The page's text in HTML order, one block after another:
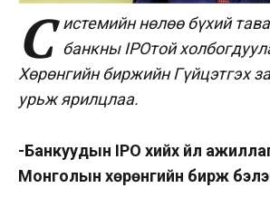
С истемийн нөлөө бүхий
банкны IPOтой
Хөрөнгийн биржийн Гүйцэтгэх
урьж ярилцлаа.
-Банкуудын IPO хийх үйл
Монголын хөрөнгийн бирж